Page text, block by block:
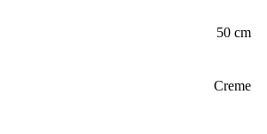
50 cm
Creme